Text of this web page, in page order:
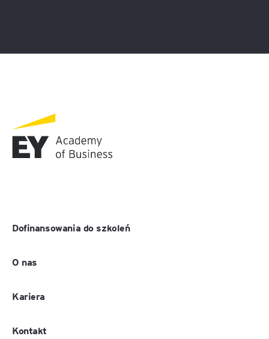
Dofinansowania do szkoleń
O nas
Kariera
Kontakt